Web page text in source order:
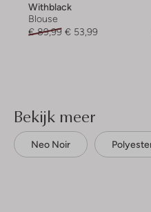
Withblack
Blouse
€ 89,99 € 53,99
Bekijk meer
Neo Noir